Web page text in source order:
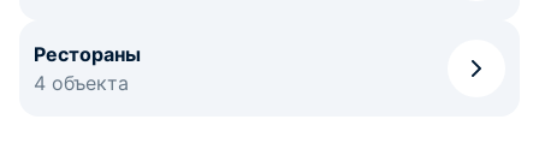
Рестораны
4 объекта